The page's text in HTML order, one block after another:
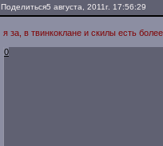
Поделиться5 августа, 2011г. 17:56:29
я за, в твинкоклане и скилы есть
0